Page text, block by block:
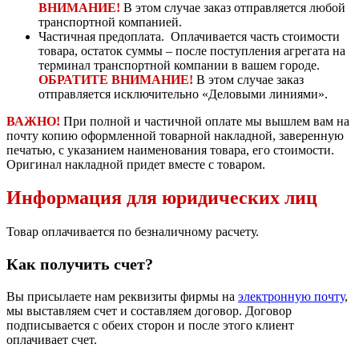
ВНИМАНИЕ! В этом случае заказ отправляется любой
транспортной компанией.
Частичная предоплата. Оплачивается часть стоимости
товара, остаток суммы – после поступления агрегата на
терминал транспортной компании в вашем городе.
ОБРАТИТЕ ВНИМАНИЕ! В этом случае заказ
отправляется исключительно «Деловыми линиями».
ВАЖНО! При полной и частичной оплате мы вышлем вам на
почту копию оформленной товарной накладной, заверенную
печатью, с указанием наименования товара, его стоимости.
Оригинал накладной придет вместе с товаром.
Информация для юридических лиц
Товар оплачивается по безналичному расчету.
Как получить счет?
Вы присылаете нам реквизиты фирмы на электронную почту,
мы выставляем счет и составляем договор. Договор
подписывается с обеих сторон и после этого клиент
оплачивает счет.